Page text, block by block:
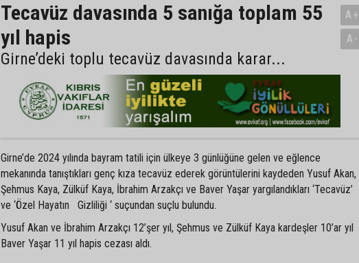
Tecavüz davasında 5 sanığa toplam 55
yıl hapis
Girne’deki toplu tecavüz davasında karar...
A+
A-
Girne’de 2024 yılında bayram tatili için ülkeye 3 günlüğüne gelen ve eğlence
mekanında tanıştıkları genç kıza tecavüz ederek görüntülerini kaydeden Yusuf Akan,
Şehmus Kaya, Zülküf Kaya, İbrahim Arzakçı ve Baver Yaşar yargılandıkları ‘Tecavüz’
ve ‘Özel Hayatın Gizliliği ‘ suçundan suçlu bulundu.
Yusuf Akan ve İbrahim Arzakçı 12’şer yıl, Şehmus ve Zülküf Kaya kardeşler 10’ar yıl
Baver Yaşar 11 yıl hapis cezası aldı.